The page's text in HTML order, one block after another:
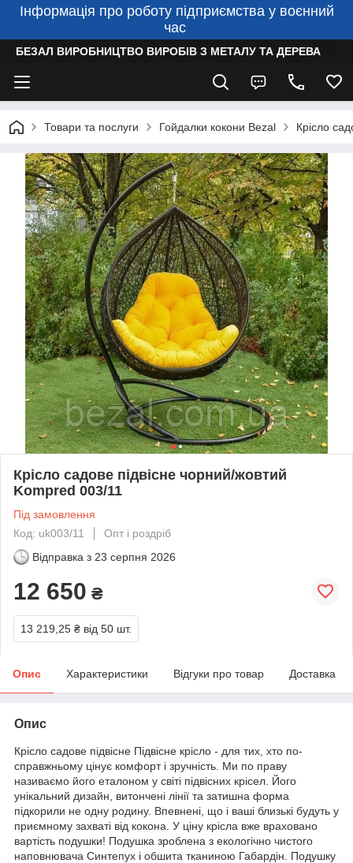
Інформація про роботу підприємства у воєнний
час
БЕЗАЛ ВИРОБНИЦТВО ВИРОБІВ З МЕТАЛУ ТА ДЕРЕВА
Товари та послуги Гойдалки кокони Bezal Крісло
Крісло садове підвісне чорний/жовтий
Kompred 003/11
Під замовлення
Код: uk003/11
Опт і роздріб
Відправка з 23 серпня 2026
12 650 ₴
13 219,25 ₴ від 50 шт.
Опис Характеристики Відгуки про товар Доставка
Опис
Крісло садове підвісне Підвісне крісло - для тих, хто по-
справжньому цінує комфорт і зручність. Ми по праву
називаємо його еталоном у світі підвісних крісел. Його
унікальний дизайн, витончені лінії та затишна форма
підкорили не одну родину. Впевнені, що і ваші близькі будуть у
приємному захваті від кокона. У ціну крісла вже враховано
вартість подушки! Подушка зроблена з екологічно чистого
наповнювача Синтепух і обшита тканиною Габардін. Подушку